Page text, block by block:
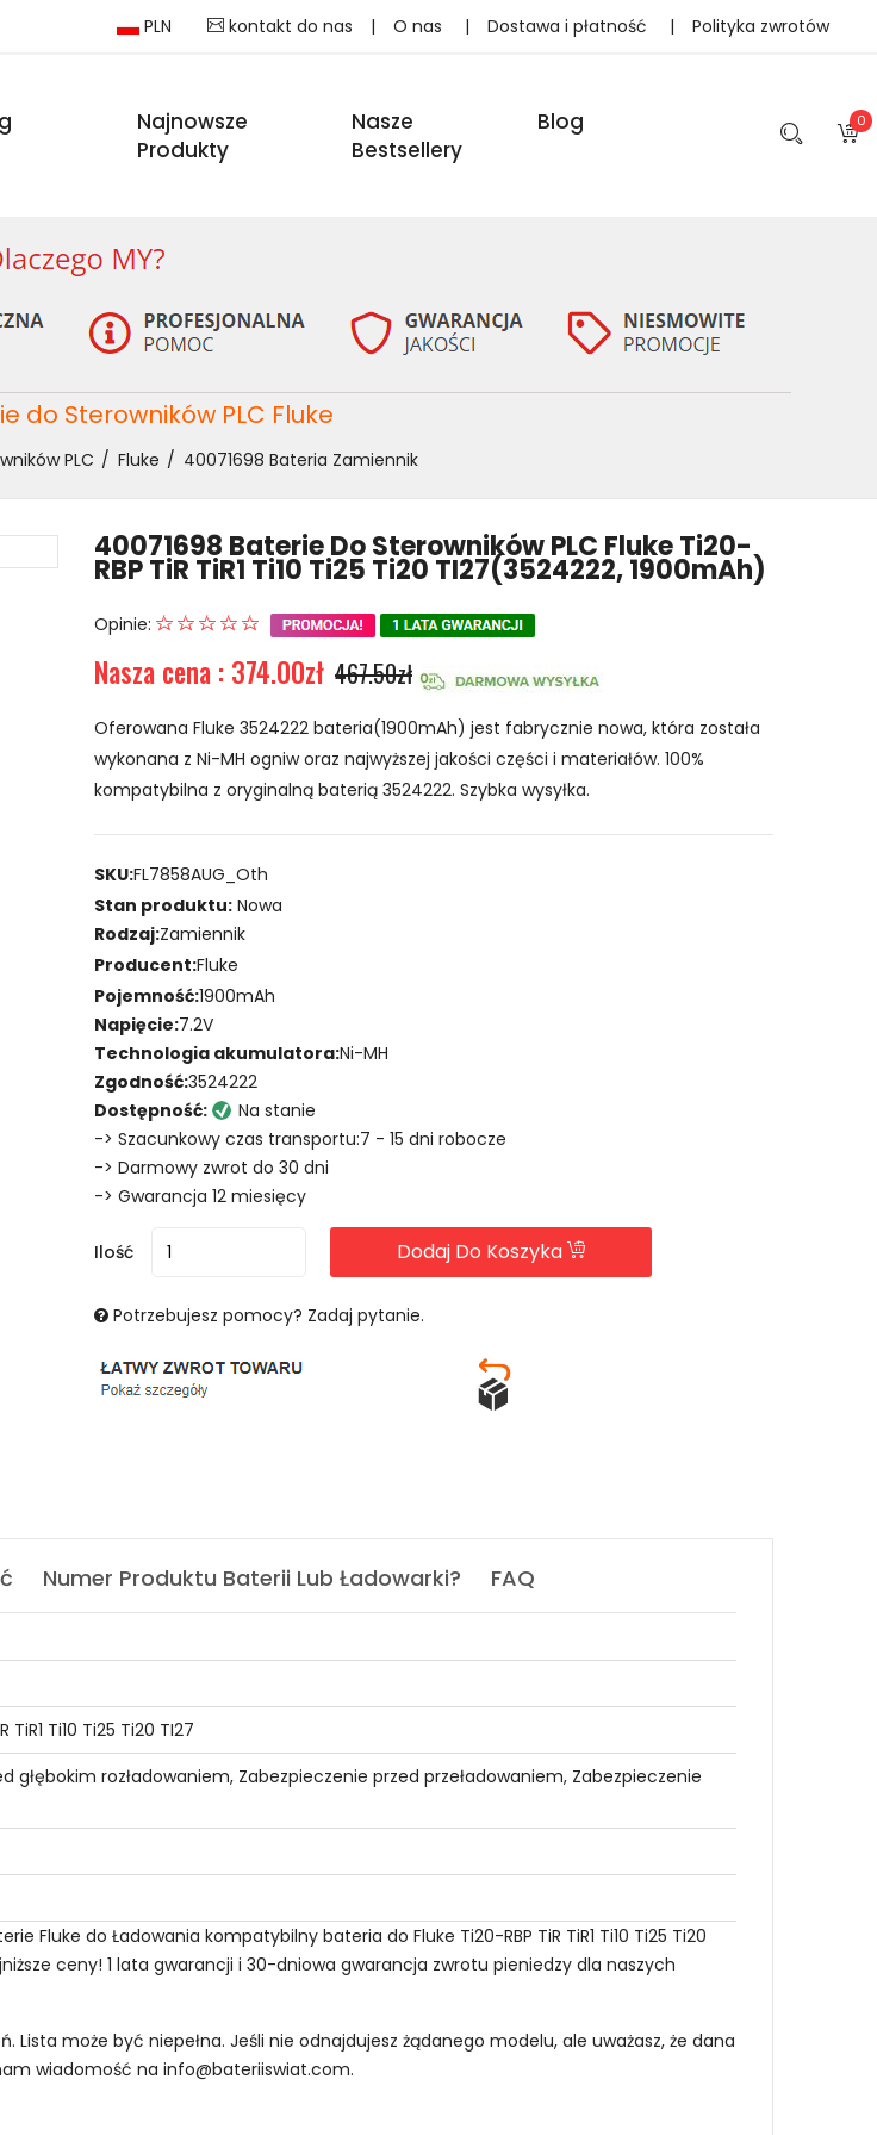
PLN kontakt do nas | O nas | Dostawa i płatność | Polityka zwrotów
Najnowsze
Produkty
Nasze
Bestsellery
Blog 0
do Sterowników PLC Fluke
PLC Fluke 40071698 Bateria Zamiennik
40071698 Baterie Do Sterowników PLC Fluke Ti20-
RBP TiR TiR1 Ti10 Ti25 Ti20 TI27(3524222, 1900mAh)
Opinie:
Nasza cena : 374.00zł 467.50zł
Oferowana Fluke 3524222 bateria(1900mAh) jest fabrycznie nowa, która została
wykonana z Ni-MH ogniw oraz najwyższej jakości części i materiałów. 100%
kompatybilna z oryginalną baterią 3524222. Szybka wysyłka.
SKU:FL7858AUG_Oth
Stan produktu: Nowa
Rodzaj:Zamiennik
Producent:Fluke
Pojemność:1900mAh
Napięcie:7.2V
Technologia akumulatora:Ni-MH
Zgodność:3524222
Dostępność:
Na stanie
-> Szacunkowy czas transportu:7 - 15 dni robocze
-> Darmowy zwrot do 30 dni
-> Gwarancja 12 miesięcy
Ilość Dodaj Do Koszyka
Potrzebujesz pomocy? Zadaj pytanie.
Numer Produktu Baterii Lub Ładowarki? FAQ
TiR1 Ti10 Ti25 Ti20 TI27
głębokim rozładowaniem, Zabezpieczenie przed przeładowaniem, Zabezpieczenie
Fluke do Ładowania kompatybilny bateria do Fluke Ti20-RBP TiR TiR1 Ti10 Ti25 Ti20
ceny! 1 lata gwarancji i 30-dniowa gwarancja zwrotu pieniedzy dla naszych
Lista może być niepełna. Jeśli nie odnajdujesz żądanego modelu, ale uważasz, że dana
wiadomość na info@bateriiswiat.com.